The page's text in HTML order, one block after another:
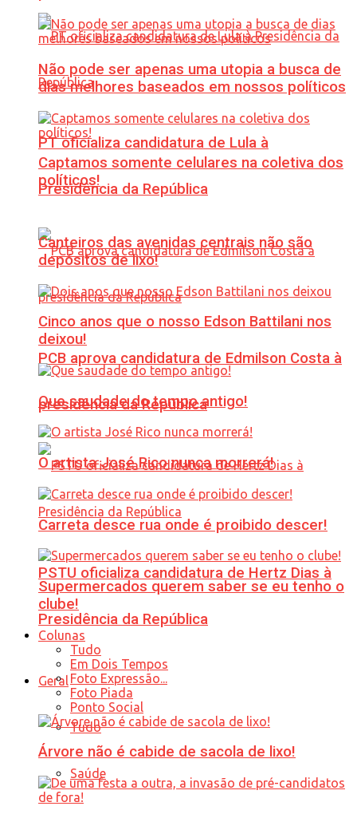
PT oficializa candidatura de Lula à
Presidência da República
PCB aprova candidatura de Edmilson Costa à
presidência da República
PSTU oficializa candidatura de Hertz Dias à
Presidência da República
Geral
Tudo
Saúde
Não pode ser apenas uma utopia a busca de
dias melhores baseados em nossos políticos
Captamos somente celulares na coletiva dos
políticos!
Canteiros das avenidas centrais não são
depósitos de lixo!
Cinco anos que o nosso Edson Battilani nos
deixou!
Que saudade do tempo antigo!
O artista José Rico nunca morrerá!
Carreta desce rua onde é proibido descer!
Supermercados querem saber se eu tenho o
clube!
Colunas
Tudo
Em Dois Tempos
Foto Expressão...
Foto Piada
Ponto Social
Árvore não é cabide de sacola de lixo!